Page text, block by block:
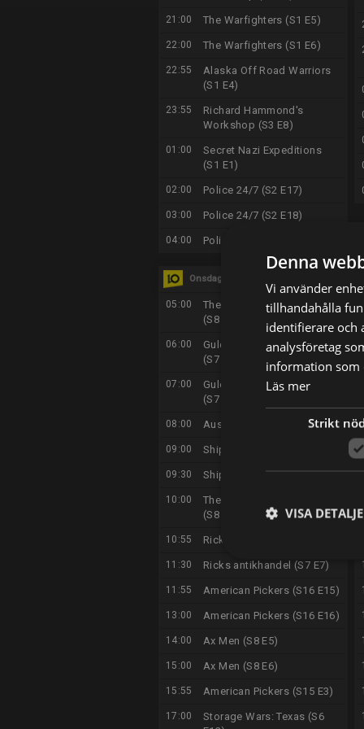
21:00 The Warfighters (S1 E5)
22:00 The Warfighters (S1 E6)
22:55
Alaska Off Road Warriors
(S1 E4)
23:55
Richard Hammond's
Workshop (S3 E8)
01:00
Secret Nazi Expeditions
(S1 E1)
02:00 Police 24/7 (S2 E17)
03:00 Police 24/7 (S2 E18)
04:00 Police 24/7 (S2 E19)
Onsdag 12/8
05:00
The Curse of Oak Island
(S8 E19)
06:00
Guldjägarna i Australien
(S7 E11)
07:00
Guldjägarna i Australien
(S7 E12)
08:00 Aussie Pickers (S1 E4)
09:00 Shipping Wars (S3 E1)
09:30 Shipping Wars (S3 E2)
10:00
The Curse of Oak Island
(S8 E20)
10:55 Ricks antikhandel (S7 E6)
11:30 Ricks antikhandel (S7 E7)
11:55 American Pickers (S16 E15)
13:00 American Pickers (S16 E16)
14:00 Ax Men (S8 E5)
15:00 Ax Men (S8 E6)
15:55 American Pickers (S15 E3)
17:00
Storage Wars: Texas (S6
Denna
Vi använder
tillhandahålla
identifierare och
analysföretag
information som
Läs mer
Strikt
VISA